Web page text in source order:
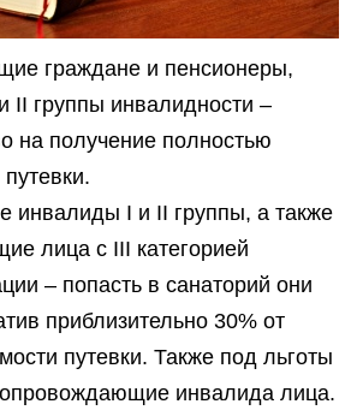
граждане и пенсионеры,
группы инвалидности –
на получение полностью
инвалиды I и II группы, а также
лица с III категорией
– попасть в санаторий они
приблизительно 30% от
путевки. Также под льготы
инвалида лица.